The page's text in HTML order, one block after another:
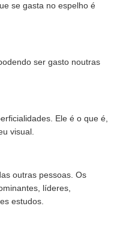
se gasta no espelho é
ser gasto noutras
Ele é o que é,
visual.
outras pessoas. Os
líderes,
estudos.